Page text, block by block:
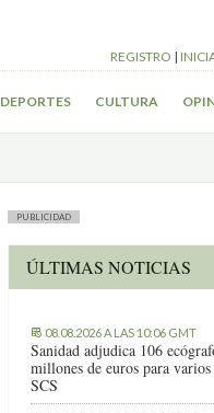
REGISTRO |
DEPORTES CULTURA
PUBLICIDAD
ÚLTIMAS NOTICIAS
08.08.2026 A LAS 10:06 GMT
Sanidad adjudica 106
millones de euros para
SCS